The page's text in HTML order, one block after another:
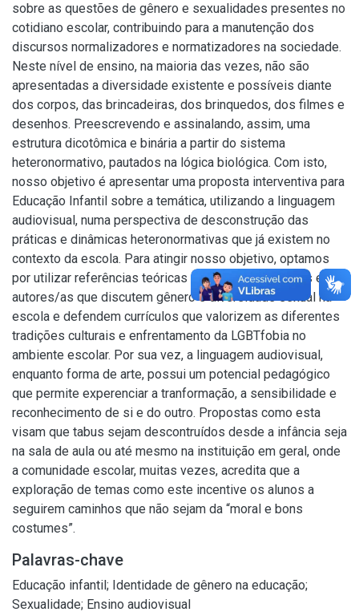
sobre as questões de gênero e sexualidades presentes no
cotidiano escolar, contribuindo para a manutenção dos
discursos normalizadores e normatizadores na sociedade.
Neste nível de ensino, na maioria das vezes, não são
apresentadas a diversidade existente e possíveis diante
dos corpos, das brincadeiras, dos brinquedos, dos filmes e
desenhos. Preescrevendo e assinalando, assim, uma
estrutura dicotômica e binária a partir do sistema
heteronormativo, pautados na lógica biológica. Com isto,
nosso objetivo é apresentar uma proposta interventiva para
Educação Infantil sobre a temática, utilizando a linguagem
audiovisual, numa perspectiva de desconstrução das
práticas e dinâmicas heteronormativas que já existem no
contexto da escola. Para atingir nosso objetivo, optamos
por utilizar referências teóricas de pesquisadores/as e
autores/as que discutem gênero e diversidade sexual na
escola e defendem currículos que valorizem as diferentes
tradições culturais e enfrentamento da LGBTfobia no
ambiente escolar. Por sua vez, a linguagem audiovisual,
enquanto forma de arte, possui um potencial pedagógico
que permite experenciar a tranformação, a sensibilidade e
reconhecimento de si e do outro. Propostas como esta
visam que tabus sejam descontruídos desde a infância seja
na sala de aula ou até mesmo na instituição em geral, onde
a comunidade escolar, muitas vezes, acredita que a
exploração de temas como este incentive os alunos a
seguirem caminhos que não sejam da “moral e bons
costumes”.
Palavras-chave
Educação infantil; Identidade de gênero na educação;
Sexualidade; Ensino audiovisual